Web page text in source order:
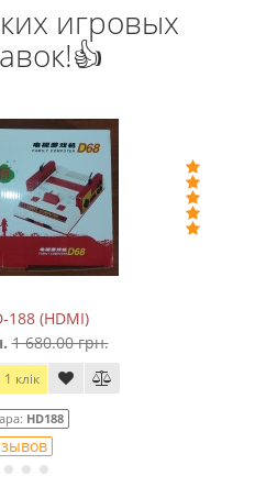
игровых
188 (HDMI)
1 680.00 грн.
1 клік
HD188